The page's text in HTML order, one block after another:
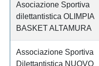
Asociazione Sportiva
dilettantistica OLIMPIA
BASKET ALTAMURA
Associazione Sportiva
Dilettantistica NUOVO